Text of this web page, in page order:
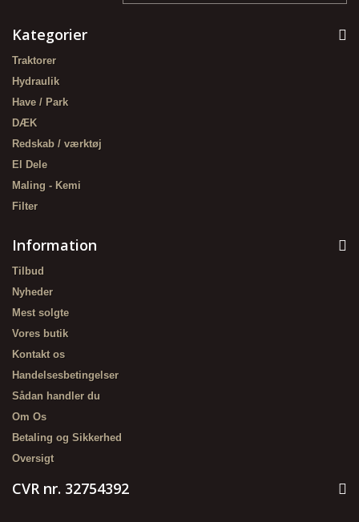
Kategorier
Traktorer
Hydraulik
Have / Park
DÆK
Redskab / værktøj
El Dele
Maling - Kemi
Filter
Information
Tilbud
Nyheder
Mest solgte
Vores butik
Kontakt os
Handelsesbetingelser
Sådan handler du
Om Os
Betaling og Sikkerhed
Oversigt
CVR nr. 32754392